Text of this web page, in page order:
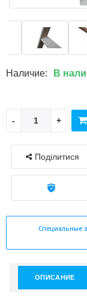
Наличие: В
Поділитися
Специальные
ОПИСАНИЕ